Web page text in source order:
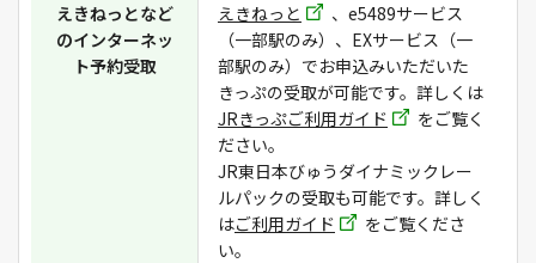
えきねっとなど
のインターネッ
ト予約受取
えきねっと
、e5489サービス
（一部駅のみ）、EXサービス（一
部駅のみ）でお申込みいただいた
きっぷの受取が可能です。詳しくは
JRきっぷご利用ガイド
をご覧く
ださい。
JR東日本びゅうダイナミックレー
ルパックの受取も可能です。詳しく
はご利用ガイド
をご覧くださ
い。